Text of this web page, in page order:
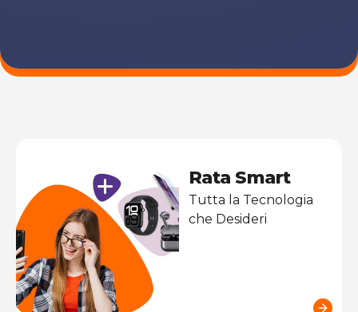
Rata Smart
Tutta la Tecnologia
che Desideri